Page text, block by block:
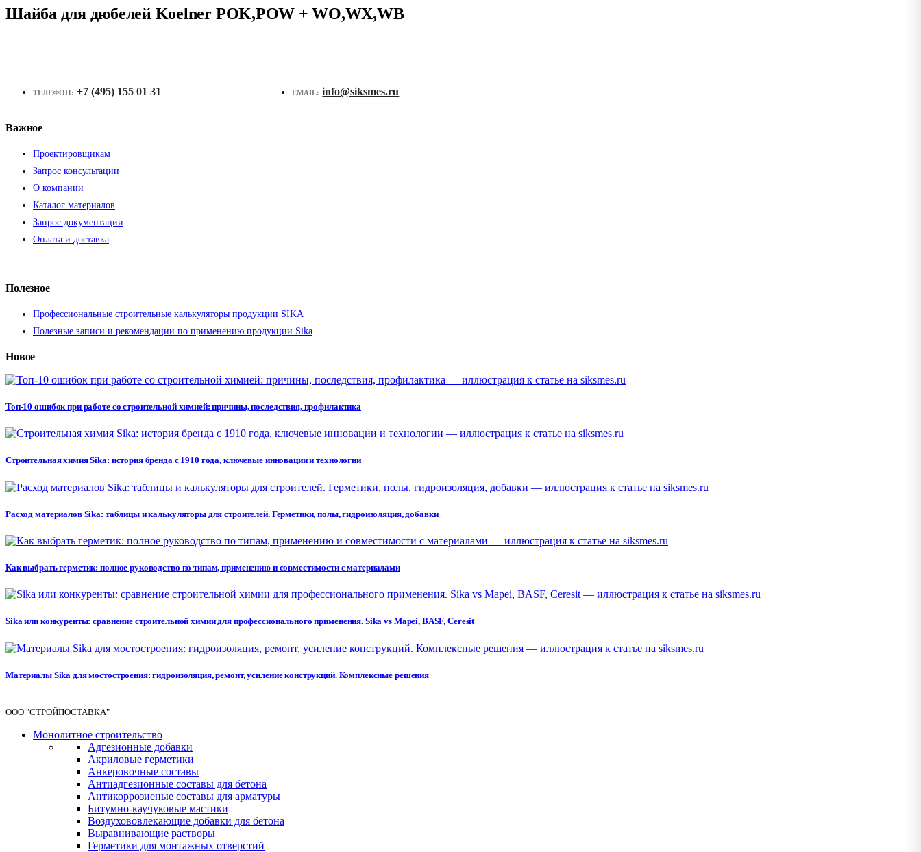
Шайба для дюбелей Koelner POK,POW + WO,WX,WB
ТЕЛЕФОН: +7 (495) 155 01 31 EMAIL: info@siksmes.ru
Важное
Проектировщикам
Запрос консультации
О компании
Каталог материалов
Запрос документации
Оплата и доставка
Полезное
Профессиональные строительные калькуляторы продукции SIKA
Полезные записи и рекомендации по применению продукции Sika
Новое
Топ-10 ошибок при работе со строительной химией: причины, последствия, профилактика
Строительная химия Sika: история бренда с 1910 года, ключевые инновации и технологии
Расход материалов Sika: таблицы и калькуляторы для строителей. Герметики, полы, гидроизоляция, добавки
Как выбрать герметик: полное руководство по типам, применению и совместимости с материалами
Sika или конкуренты: сравнение строительной химии для профессионального применения. Sika vs Mapei, BASF, Ceresit
Материалы Sika для мостостроения: гидроизоляция, ремонт, усиление конструкций. Комплексные решения
ООО "СТРОЙПОСТАВКА"
Монолитное строительство
Адгезионные добавки
Акриловые герметики
Анкеровочные составы
Антиадгезионные составы для бетона
Антикоррозиеные составы для арматуры
Битумно-каучуковые мастики
Воздухововлекающие добавки для бетона
Выравнивающие растворы
Герметики для монтажных отверстий